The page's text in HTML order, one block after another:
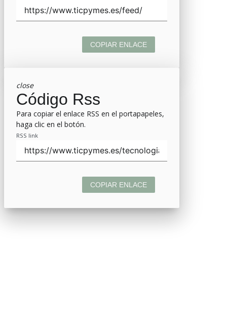
COPIAR ENLACE
close
Código Rss
Para copiar el enlace RSS en el portapapeles,
haga clic en el botón.
RSS link
COPIAR ENLACE